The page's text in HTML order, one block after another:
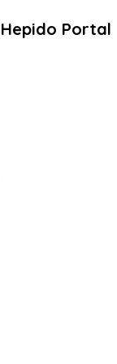
Hepido Portal